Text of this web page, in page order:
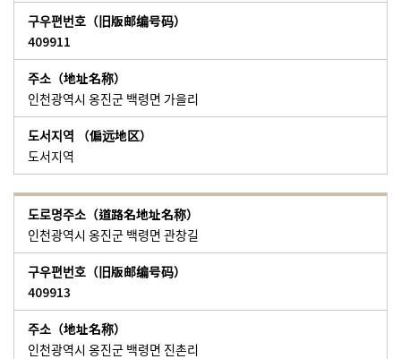
409911
인천광역시 옹진군 백령면 가을리
도서지역
인천광역시 옹진군 백령면 관창길
409913
인천광역시 옹진군 백령면 진촌리